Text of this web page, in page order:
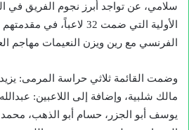
سلامي، عن تواجد أبرز نجوم الفريق في
الأولية التي ضمت 32
الفرنسي مع رين ويزن النعيمات مهاجم
وضمت القائمة ثلاثي حراسة المرمى: يزيد
مالك شلبية، وإضافة إلى اللاعبين:
يوسف أبو الجزر، حسام أبو الذهب، محمد